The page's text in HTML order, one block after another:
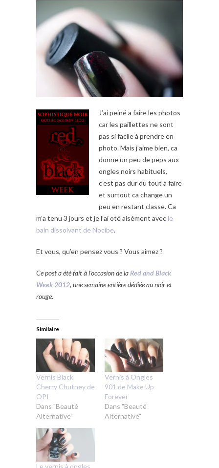
J’ai peiné a faire les photos
car les paillettes ne sont
pas si facile à prendre en
photo. Mais j’aime bien, ca
donne un peu de peps aux
ongles noirs habituels,
c’est pas dur du tout à faire
et surtout ca change un
peu en restant classe. Ca
m’a tenu 3 jours et je l’ai oté aisément avec le
bain dissolvant de Nocibe.
Et vous, qu’en pensez vous ? Vous aimez ?
Ce post a été fait à l’occasion de laRed and Black
Week 2012, une semaine entière dédiée au noir et
rouge.
Similaire
Vernis Black
Cherry Chutney de
OPI
Dans "Beauté
Alternative"
Vernis à Ongles
901 de Make Up
Forever
Dans "Beauté
Alternative"
Le vernis à ongles